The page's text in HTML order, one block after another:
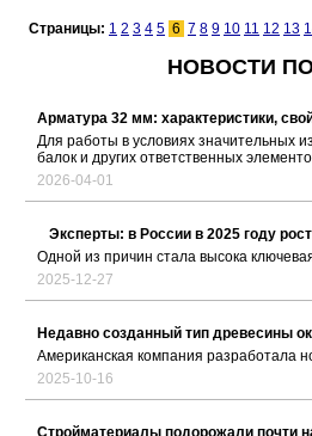
Страницы: 1 2 3 4 5 6 7 8 9 10 11 12 13
НОВОСТИ
Арматура 32 мм: характеристики,
Для работы в условиях значительных
балок и других ответственных
2026-04-01
Эксперты: в России в 2025 году
Одной из причин стала высока
2025-12-27
Недавно созданный тип древесины
Американская компания разработала
2025-10-16
Стройматериалы подорожали почти